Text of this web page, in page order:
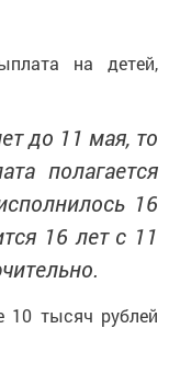
на детей,
до 11 мая, то
полагается
16
16 лет с 11
10 тысяч рублей